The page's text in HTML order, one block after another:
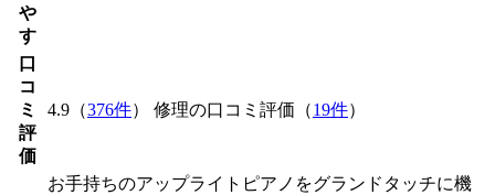
や
す
口
コ
ミ
評
価
4.9（376件） 修理の口コミ評価（19件）
お手持ちのアップライトピアノをグランドタッチに機